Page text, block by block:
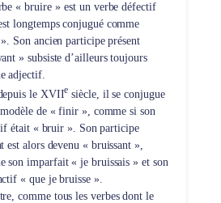
« bruire » est un verbe défectif
longtemps conjugué comme
Son ancien participe présent
» subsiste d’ailleurs toujours
adjectif.
le XVIIe siècle, il se conjugue
de « finir », comme si son
était « bruir ». Son participe
est alors devenu « bruissant »,
son imparfait « je bruissais » et son
« que je bruisse ».
comme tous les verbes dont le